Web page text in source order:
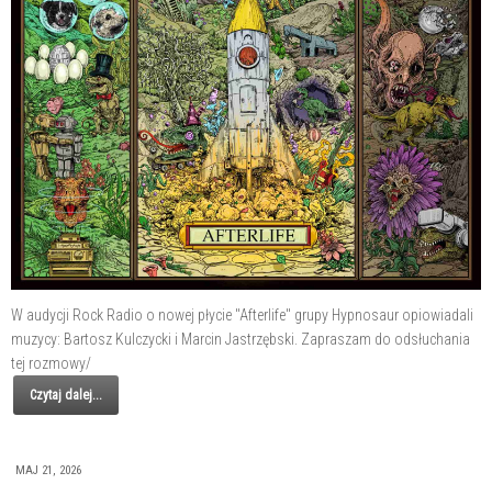
W audycji Rock Radio o nowej płycie "Afterlife" grupy Hypnosaur opiowiadali
muzycy: Bartosz Kulczycki i Marcin Jastrzębski. Zapraszam do odsłuchania
tej rozmowy/
Czytaj dalej...
MAJ 21, 2026